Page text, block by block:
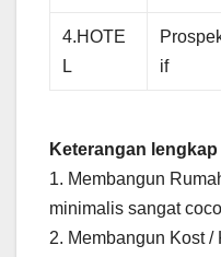
4.HOTE
L
if
Keterangan lengkap
1. Membangun
minimalis sangat
2. Membangun Kost /